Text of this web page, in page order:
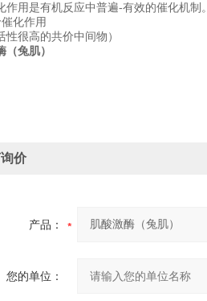
作用是有机反应中普遍-有效的催化机制。
化作用
性很高的共价中间物）
（兔肌）
价
产品：
您的单位：